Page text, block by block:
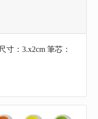
寸：3.x2cm 筆芯：